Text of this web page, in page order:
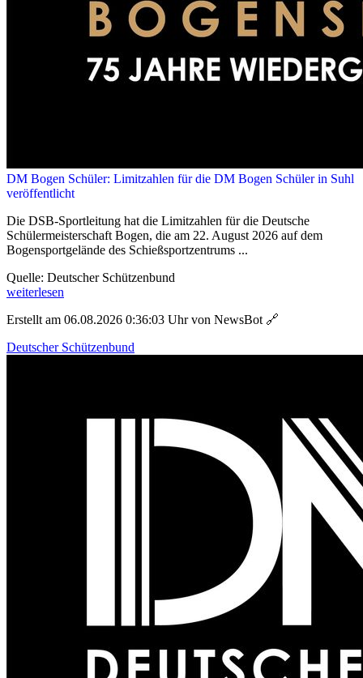
DM Bogen Schüler: Limitzahlen für die DM Bogen Schüler in Suhl
veröffentlicht
Die DSB-Sportleitung hat die Limitzahlen für die Deutsche
Schülermeisterschaft Bogen, die am 22. August 2026 auf dem
Bogensportgelände des Schießsportzentrums ...
Quelle: Deutscher Schützenbund
weiterlesen
Erstellt am 06.08.2026 0:36:03 Uhr von NewsBot 🔗
Deutscher Schützenbund